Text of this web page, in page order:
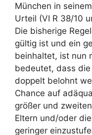
München in
Urteil (VI R 38/10
Die bisherige
gültig ist und ein
beinhaltet, ist nun
bedeutet, dass
doppelt belohnt
Chance auf
größer und
Eltern und/oder
geringer